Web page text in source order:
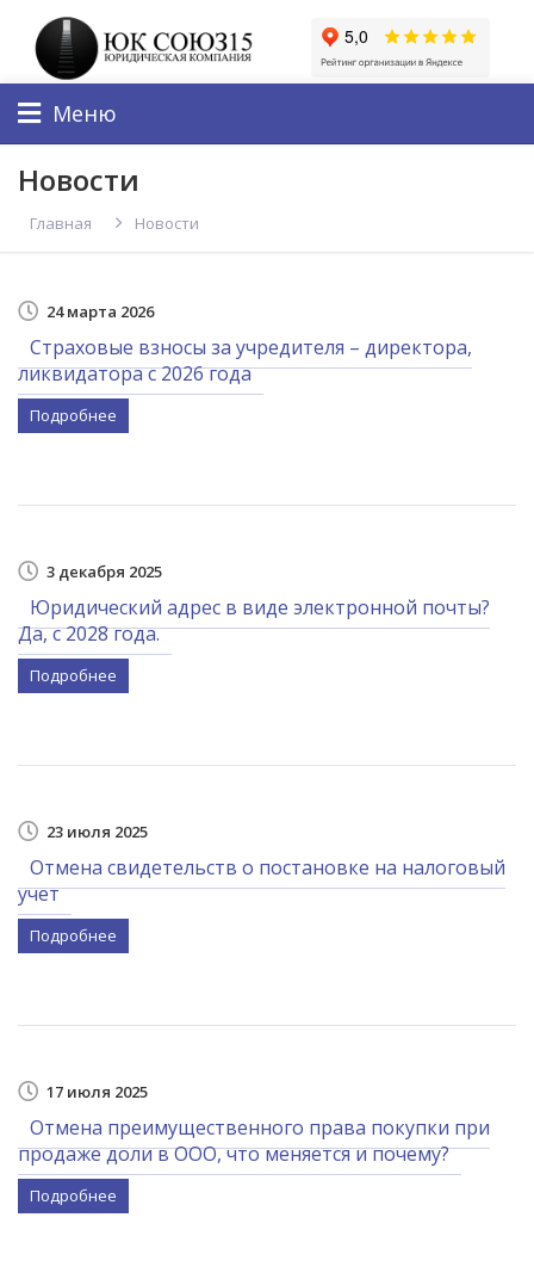
Меню
Новости
Главная Новости
24 марта 2026
Страховые взносы за учредителя – директора,
ликвидатора с 2026 года
Подробнее
3 декабря 2025
Юридический адрес в виде электронной почты?
Да, с 2028 года.
Подробнее
23 июля 2025
Отмена свидетельств о постановке на налоговый
учет
Подробнее
17 июля 2025
Отмена преимущественного права покупки при
продаже доли в ООО, что меняется и почему?
Подробнее